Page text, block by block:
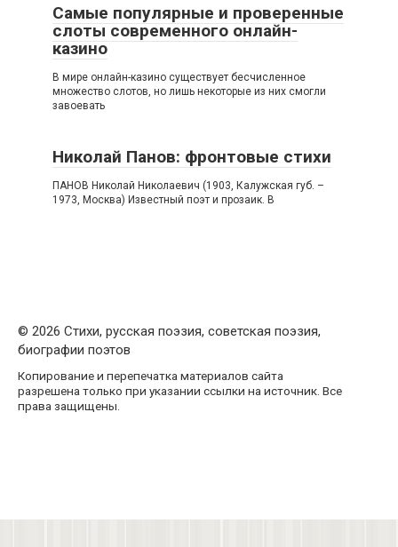
Самые популярные и проверенные
слоты современного онлайн-
казино
В мире онлайн-казино существует бесчисленное
множество слотов, но лишь некоторые из них смогли
завоевать
Николай Панов: фронтовые стихи
ПАНОВ Николай Николаевич (1903, Калужская губ. –
1973, Москва) Известный поэт и прозаик. В
© 2026 Стихи, русская поэзия, советская поэзия,
биографии поэтов
Копирование и перепечатка материалов сайта
разрешена только при указании ссылки на источник. Все
права защищены.